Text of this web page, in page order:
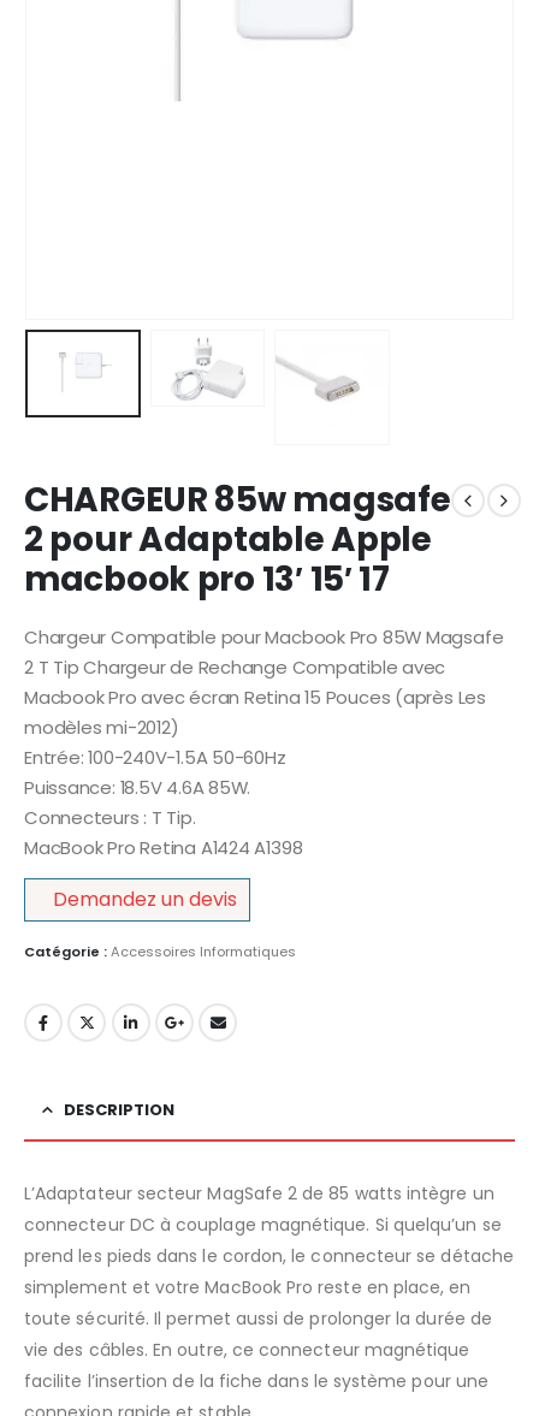
CHARGEUR 85w magsafe
2 pour Adaptable Apple
macbook pro 13′ 15′ 17
Chargeur Compatible pour Macbook Pro 85W Magsafe
2 T Tip Chargeur de Rechange Compatible avec
Macbook Pro avec écran Retina 15 Pouces (après Les
modèles mi-2012)
Entrée: 100-240V-1.5A 50-60Hz
Puissance: 18.5V 4.6A 85W.
Connecteurs : T Tip.
MacBook Pro Retina A1424 A1398
Demandez un devis
Catégorie :Accessoires Informatiques
DESCRIPTION
L’Adaptateur secteur MagSafe 2 de 85 watts intègre un
connecteur DC à couplage magnétique. Si quelqu’un se
prend les pieds dans le cordon, le connecteur se détache
simplement et votre MacBook Pro reste en place, en
toute sécurité. Il permet aussi de prolonger la durée de
vie des câbles. En outre, ce connecteur magnétique
facilite l’insertion de la fiche dans le système pour une